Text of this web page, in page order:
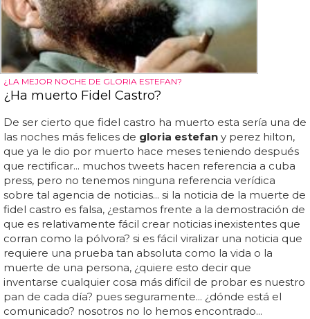
¿LA MEJOR NOCHE DE GLORIA ESTEFAN?
¿Ha muerto Fidel Castro?
De ser cierto que fidel castro ha muerto esta sería una de
las noches más felices de gloria estefan y perez hilton,
que ya le dio por muerto hace meses teniendo después
que rectificar... muchos tweets hacen referencia a cuba
press, pero no tenemos ninguna referencia verídica
sobre tal agencia de noticias... si la noticia de la muerte de
fidel castro es falsa, ¿estamos frente a la demostración de
que es relativamente fácil crear noticias inexistentes que
corran como la pólvora? si es fácil viralizar una noticia que
requiere una prueba tan absoluta como la vida o la
muerte de una persona, ¿quiere esto decir que
inventarse cualquier cosa más difícil de probar es nuestro
pan de cada día? pues seguramente... ¿dónde está el
comunicado? nosotros no lo hemos encontrado...